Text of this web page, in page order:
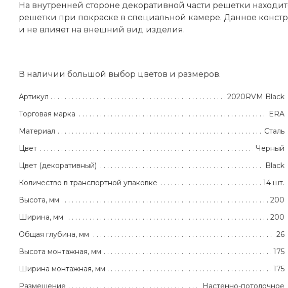
На внутренней стороне декоративной части решетки
решетки при покраске в специальной камере. Данное
и не влияет на внешний вид изделия.
В наличии большой выбор цветов и размеров.
Артикул
2020RVM Black
Торговая марка
ERA
Материал
Сталь
Цвет
Черный
Цвет (декоративный)
Black
Количество в транспортной упаковке
14 шт.
Высота, мм
200
Ширина, мм
200
Общая глубина, мм
26
Высота монтажная, мм
175
Ширина монтажная, мм
175
Размещение
Настенно-потолочное